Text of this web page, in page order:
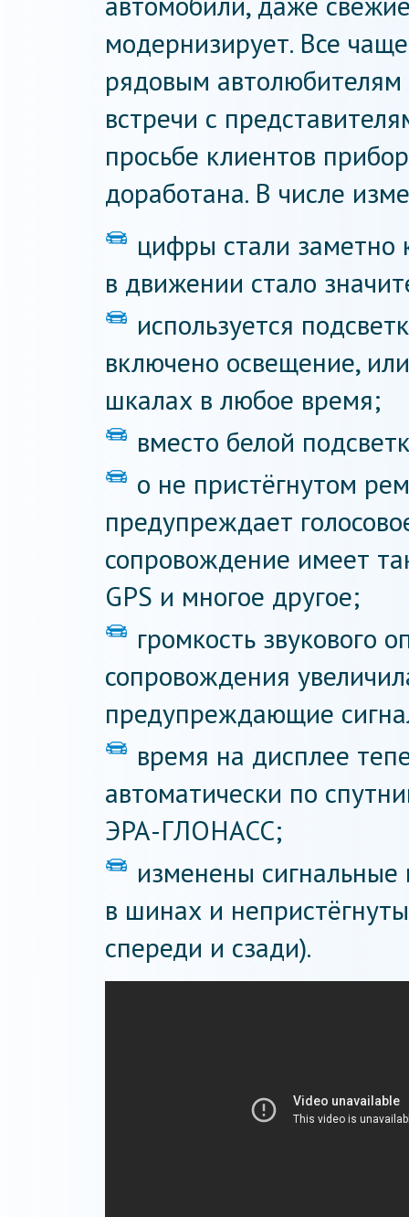
модернизирует. Все
рядовым автолюбителям
встречи с
просьбе клиентов
доработана. В числе
цифры стали заметно
в движении стало
используется
включено освещение,
шкалах в любое время;
вместо белой
о не пристёгнутом
предупреждает
сопровождение имеет
GPS и многое другое;
громкость звукового
сопровождения
предупреждающие
время на дисплее
автоматически по
ЭРА-ГЛОНАСС;
изменены
в шинах и
спереди и сзади).